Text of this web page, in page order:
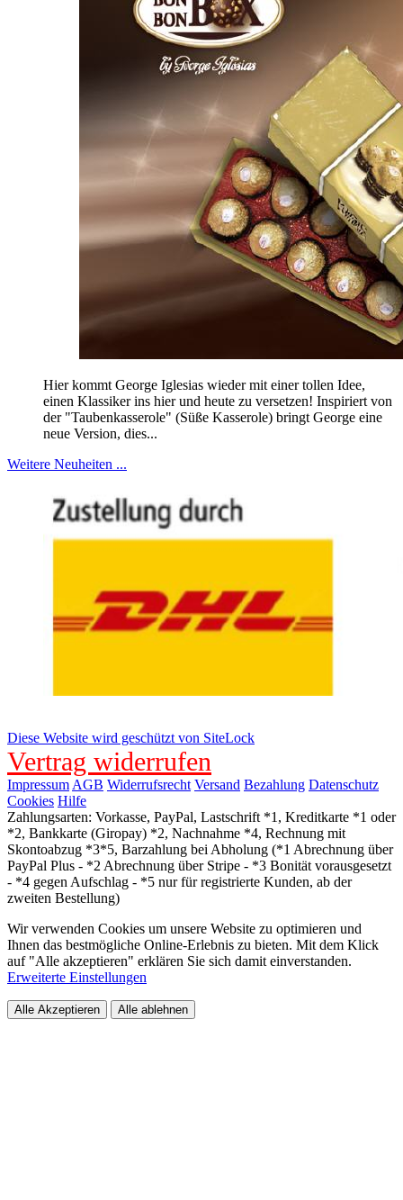
Hier kommt George Iglesias wieder mit einer tollen Idee,
einen Klassiker ins hier und heute zu versetzen! Inspiriert von
der "Taubenkasserole" (Süße Kasserole) bringt George eine
neue Version, dies...
Weitere Neuheiten ...
Diese Website wird geschützt von SiteLock
Vertrag widerrufen
Impressum AGB Widerrufsrecht Versand Bezahlung Datenschutz
Cookies Hilfe
Zahlungsarten: Vorkasse, PayPal, Lastschrift *1, Kreditkarte *1 oder
*2, Bankkarte (Giropay) *2, Nachnahme *4, Rechnung mit
Skontoabzug *3*5, Barzahlung bei Abholung (*1 Abrechnung über
PayPal Plus - *2 Abrechnung über Stripe - *3 Bonität vorausgesetzt
- *4 gegen Aufschlag - *5 nur für registrierte Kunden, ab der
zweiten Bestellung)
Wir verwenden Cookies um unsere Website zu optimieren und
Ihnen das bestmögliche Online-Erlebnis zu bieten. Mit dem Klick
auf "Alle akzeptieren" erklären Sie sich damit einverstanden.
Erweiterte Einstellungen
Alle Akzeptieren Alle ablehnen